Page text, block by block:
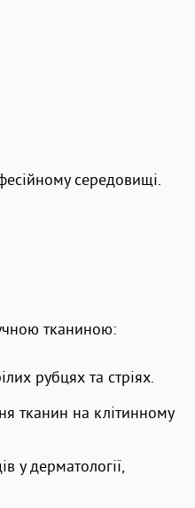
середовищі.
тканиною:
рубцях та стріях.
тканин на клітинному
у дерматології,